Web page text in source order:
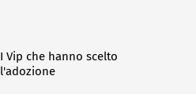
I Vip che hanno scelto
l'adozione